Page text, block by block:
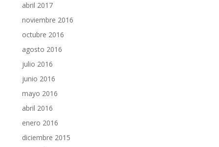
abril 2017
noviembre 2016
octubre 2016
agosto 2016
julio 2016
junio 2016
mayo 2016
abril 2016
enero 2016
diciembre 2015